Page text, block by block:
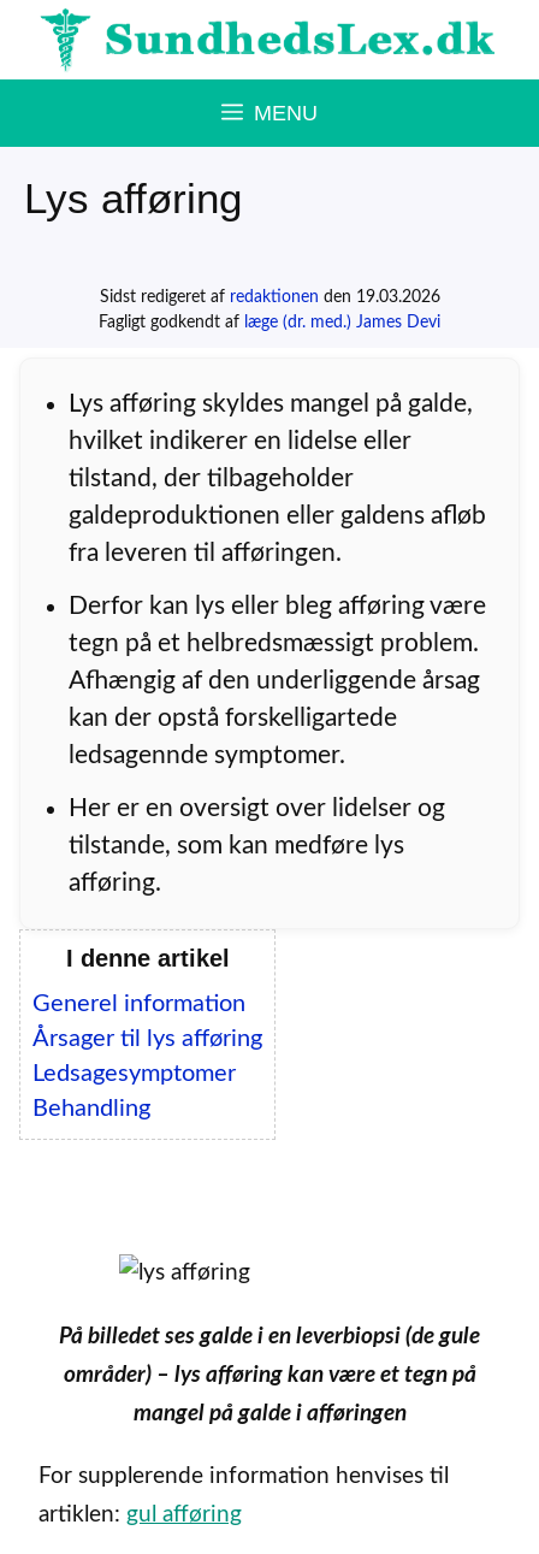
Hop
MENU
Lys afføring
Sidst redigeret af redaktionen den 19.03.2026
Fagligt godkendt af læge (dr. med.) James Devi
Lys afføring skyldes mangel på galde,
hvilket indikerer en lidelse eller
tilstand, der tilbageholder
galdeproduktionen eller galdens afløb
fra leveren til afføringen.
Derfor kan lys eller bleg afføring være
tegn på et helbredsmæssigt problem.
Afhængig af den underliggende årsag
kan der opstå forskelligartede
ledsagennde symptomer.
Her er en oversigt over lidelser og
tilstande, som kan medføre lys
afføring.
I denne artikel
Generel information
Årsager til lys afføring
Ledsagesymptomer
Behandling
På billedet ses galde i en leverbiopsi (de gule
områder) – lys afføring kan være et tegn på
mangel på galde i afføringen
For supplerende information henvises til
artiklen: gul afføring